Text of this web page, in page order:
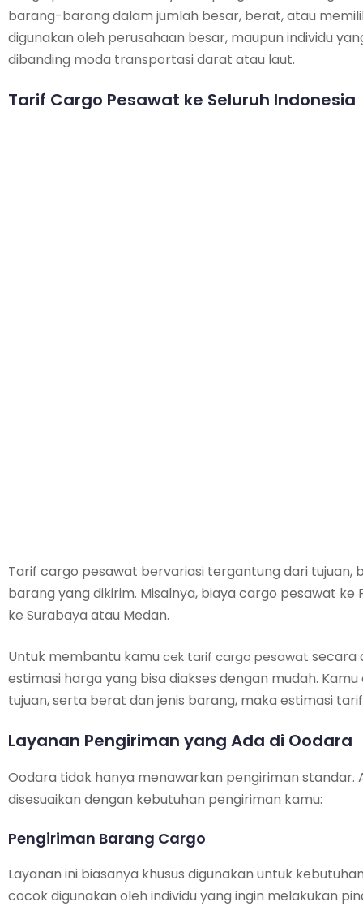
barang-barang dalam jumlah besar, berat, atau
digunakan oleh perusahaan besar, maupun individu
dibanding moda transportasi darat atau laut.
Tarif Cargo Pesawat ke Seluruh Indonesia
Tarif cargo pesawat bervariasi tergantung dari tujuan,
barang yang dikirim. Misalnya, biaya cargo pesawat
ke Surabaya atau Medan.
Untuk membantu kamu cek tarif cargo pesawat secara
estimasi harga yang bisa diakses dengan mudah.
tujuan, serta berat dan jenis barang, maka estimasi
Layanan Pengiriman yang Ada di Oodara
Oodara tidak hanya menawarkan pengiriman
disesuaikan dengan kebutuhan pengiriman kamu:
Pengiriman Barang Cargo
Layanan ini biasanya khusus digunakan untuk
cocok digunakan oleh individu yang ingin melakukan